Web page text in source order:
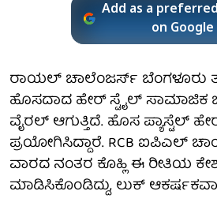
Add as a
on Google
ರಾಯಲ್ ಚಾಲೆಂಜರ್ಸ್ ಬೆಂಗಳೂರು
ಹೊಸದಾದ ಹೇರ್ ಸ್ಟೈಲ್ ಸಾಮಾಜಿಕ
ವೈರಲ್ ಆಗುತ್ತಿದೆ. ಹೊಸ ಪ್ಯಾಸ್ಟೆಲ್
ಪ್ರಯೋಗಿಸಿದ್ದಾರೆ. RCB ಐಪಿಎಲ್
ವಾರದ ನಂತರ ಕೊಹ್ಲಿ ಈ ರೀತಿಯ
ಮಾಡಿಸಿಕೊಂಡಿದ್ದು, ಲುಕ್